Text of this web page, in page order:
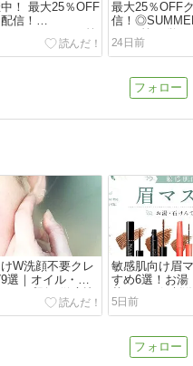
！ 最大25％OFF
信！
SALE 2026 第
最大25％OFF
信！
2026 第一弾☆
24日前
W洗顔不要クレ
選｜オイル・バ
タイプ別で徹底比
敏感肌向け眉
すめ6選！お湯
落とせる低刺
5日前